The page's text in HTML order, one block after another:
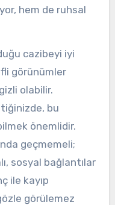
hem de ruhsal
cazibeyi iyi
görünümler
olabilir.
bu
önemlidir.
geçmemeli;
sosyal bağlantılar
ile kayıp
görülemez